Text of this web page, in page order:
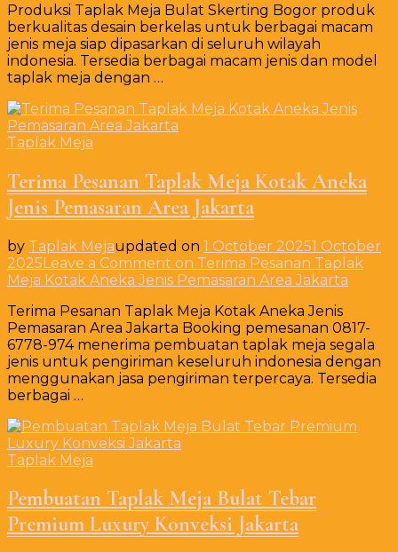
Produksi Taplak Meja Bulat Skerting Bogor produk
berkualitas desain berkelas untuk berbagai macam
jenis meja siap dipasarkan di seluruh wilayah
indonesia. Tersedia berbagai macam jenis dan model
taplak meja dengan …
Taplak Meja
Terima Pesanan Taplak Meja Kotak Aneka
Jenis Pemasaran Area Jakarta
by Taplak Mejaupdated on 1 October 20251 October
2025Leave a Comment on Terima Pesanan Taplak
Meja Kotak Aneka Jenis Pemasaran Area Jakarta
Terima Pesanan Taplak Meja Kotak Aneka Jenis
Pemasaran Area Jakarta Booking pemesanan 0817-
6778-974 menerima pembuatan taplak meja segala
jenis untuk pengiriman keseluruh indonesia dengan
menggunakan jasa pengiriman terpercaya. Tersedia
berbagai …
Taplak Meja
Pembuatan Taplak Meja Bulat Tebar
Premium Luxury Konveksi Jakarta